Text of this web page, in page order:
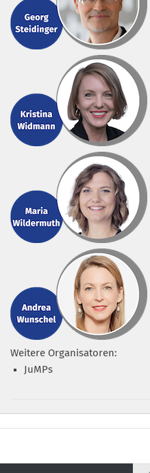
Weitere Organisatoren:
JuMPs